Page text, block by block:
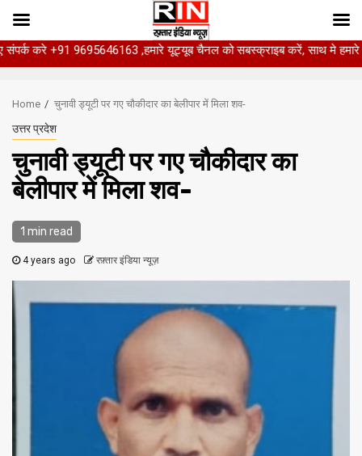
9695646163 ,हमारे यूट्यूब चैनल को सबस्क्राइब करें, साथ मे हमारे फेसबुक को
content
Home चुनावी ड्यूटी पर गए चौकीदार का बेलीपार में मिला शव-
उत्तर प्रदेश
चुनावी ड्यूटी पर गए चौकीदार का
बेलीपार में मिला शव-
1 min read
4 years ago रफ़्तार इंडिया न्यूज़